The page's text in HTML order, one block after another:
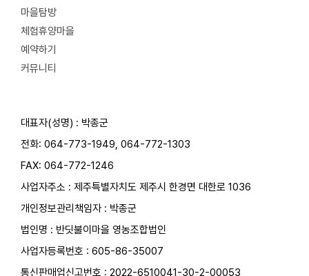
마을탐방
체험휴양마을
예약하기
커뮤니티
대표자(성명) : 박종군
전화: 064-773-1949, 064-772-1303
FAX: 064-772-1246
사업자주소 : 제주특별자치도 제주시 한경면 대한로 1036
개인정보관리책임자 : 박종군
법인명 : 반딧불이마을 영농조합법인
사업자등록번호 : 605-86-35007
통신판매업신고번호 : 2022-6510041-30-2-00053